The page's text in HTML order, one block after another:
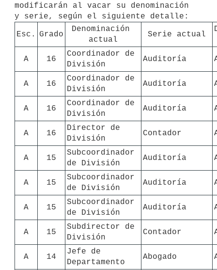
modificarán al vacar su denominación
Esc. Grado
Denominación
actual
Serie actual
A 16
Coordinador de
División
Auditoría
A 16
Coordinador de
División
Auditoría
A 16
Coordinador de
División
Auditoría
A 16
Director de
División
Contador
A 15
Subcoordinador
de División
Auditoría
A 15
Subcoordinador
de División
Auditoría
A 15
Subcoordinador
de División
Auditoría
A 15
Subdirector de
División
Contador
A 14
Jefe de
Departamento
Abogado